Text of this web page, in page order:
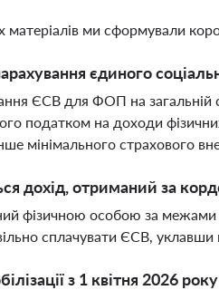
матеріалів ми сформували
єдиного
ЄСВ для ФОП на загальній
податком на доходи
мінімального страхового
дохід, отриманий за
фізичною особою за межами
сплачувати ЄСВ, уклавши
з 1 квітня 2026